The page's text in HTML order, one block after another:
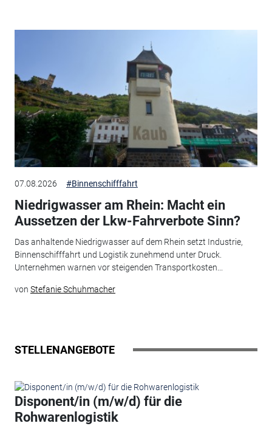
07.08.2026 #Binnenschifffahrt
Niedrigwasser am Rhein: Macht ein
Aussetzen der Lkw-Fahrverbote Sinn?
Das anhaltende Niedrigwasser auf dem Rhein setzt Industrie,
Binnenschifffahrt und Logistik zunehmend unter Druck.
Unternehmen warnen vor steigenden Transportkosten...
von Stefanie Schuhmacher
STELLENANGEBOTE
Disponent/in (m/w/d) für die
Rohwarenlogistik